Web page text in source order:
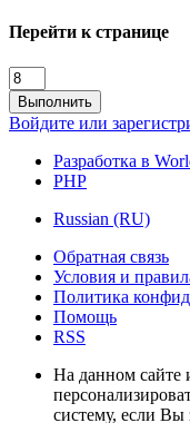
Перейти к странице
Выполнить
Войдите или
Разработка в
PHP
Russian (RU)
Обратная связь
Условия и
Политика
Помощь
RSS
На данном сайте
систему, если Вы